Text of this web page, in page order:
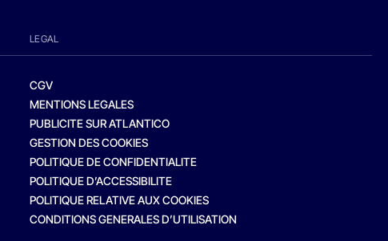
LEGAL
CGV
MENTIONS LEGALES
PUBLICITE SUR ATLANTICO
GESTION DES COOKIES
POLITIQUE DE CONFIDENTIALITE
POLITIQUE D’ACCESSIBILITE
POLITIQUE RELATIVE AUX COOKIES
CONDITIONS GENERALES D’UTILISATION